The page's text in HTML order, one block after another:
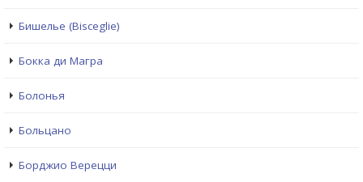
Бишелье (Bisceglie)
Бокка ди Магра
Болонья
Больцано
Борджио Верецци